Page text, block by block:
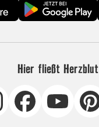
Hier fließt Herzblut